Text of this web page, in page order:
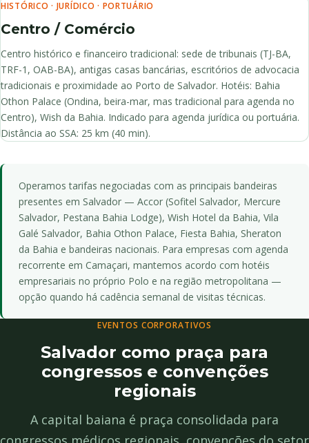
HISTÓRICO · JURÍDICO · PORTUÁRIO
Centro / Comércio
Centro histórico e financeiro tradicional: sede de tribunais (TJ-BA,
TRF-1, OAB-BA), antigas casas bancárias, escritórios de advocacia
tradicionais e proximidade ao Porto de Salvador. Hotéis: Bahia
Othon Palace (Ondina, beira-mar, mas tradicional para agenda no
Centro), Wish da Bahia. Indicado para agenda jurídica ou portuária.
Distância ao SSA: 25 km (40 min).
Operamos tarifas negociadas com as principais bandeiras
presentes em Salvador — Accor (Sofitel Salvador, Mercure
Salvador, Pestana Bahia Lodge), Wish Hotel da Bahia, Vila
Galé Salvador, Bahia Othon Palace, Fiesta Bahia, Sheraton
da Bahia e bandeiras nacionais. Para empresas com agenda
recorrente em Camaçari, mantemos acordo com hotéis
empresariais no próprio Polo e na região metropolitana —
opção quando há cadência semanal de visitas técnicas.
EVENTOS CORPORATIVOS
Salvador como praça para
congressos e convenções
regionais
A capital baiana é praça consolidada para